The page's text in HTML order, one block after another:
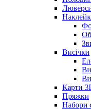
Висічки
Карти
Пряжки
Набори